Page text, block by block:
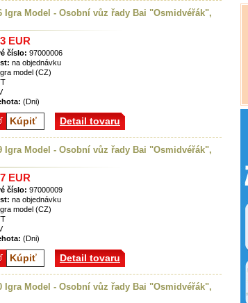
Igra Model - Osobní vůz řady Bai "Osmidvéřák",
EUR
číslo: 97000006
na objednávku
model (CZ)
(Dni)
Kúpiť Detail tovaru
Igra Model - Osobní vůz řady Bai "Osmidvéřák",
EUR
číslo: 97000009
na objednávku
model (CZ)
(Dni)
Kúpiť Detail tovaru
Igra Model - Osobní vůz řady Bai "Osmidvéřák",